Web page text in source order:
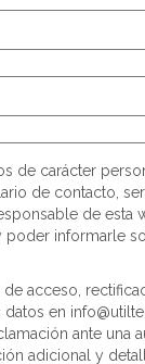
de carácter
de contacto,
de esta
poder informarle
acceso,
en
ante una
adicional y